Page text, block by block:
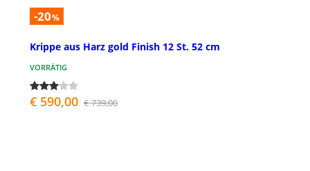
-20%
Krippe aus Harz gold Finish 12 St. 52 cm
VORRÄTIG
€ 590,00 € 739,00